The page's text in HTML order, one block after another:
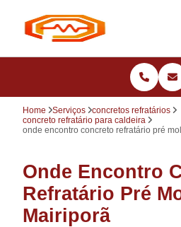
Home Serviços
concretos refratários
concreto refratário para caldeira
onde encontro concreto refratário pré
Onde Encontro
Refratário Pré
Mairiporã